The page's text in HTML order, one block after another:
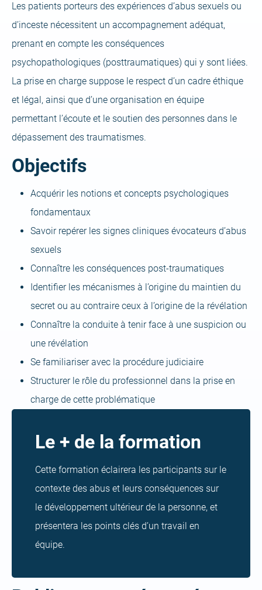
Les patients porteurs des expériences d’abus sexuels ou
d’inceste nécessitent un accompagnement adéquat,
prenant en compte les conséquences
psychopathologiques (posttraumatiques) qui y sont liées.
La prise en charge suppose le respect d’un cadre éthique
et légal, ainsi que d’une organisation en équipe
permettant l’écoute et le soutien des personnes dans le
dépassement des traumatismes.
Objectifs
Acquérir les notions et concepts psychologiques
fondamentaux
Savoir repérer les signes cliniques évocateurs d’abus
sexuels
Connaître les conséquences post-traumatiques
Identifier les mécanismes à l’origine du maintien du
secret ou au contraire ceux à l’origine de la révélation
Connaître la conduite à tenir face à une suspicion ou
une révélation
Se familiariser avec la procédure judiciaire
Structurer le rôle du professionnel dans la prise en
charge de cette problématique
Le + de la formation
Cette formation éclairera les participants sur le
contexte des abus et leurs conséquences sur
le développement ultérieur de la personne, et
présentera les points clés d’un travail en
équipe.